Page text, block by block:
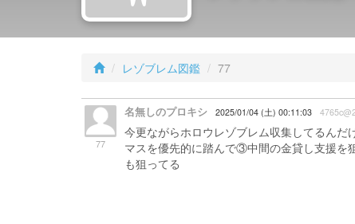
レゾブレム図鑑 77
77
名無しのプロキシ 2025/01/04 (土) 00:11:03
今更ながらホロウレゾブレム収集してるん
マスを優先的に踏んで③中間の金貸し支援
も狙ってる